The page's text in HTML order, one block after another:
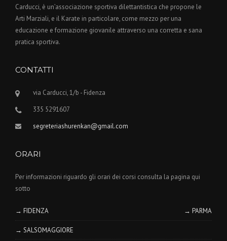
Carducci, è un’associazione sportiva dilettantistica che propone le
Arti Marziali, e il Karate in particolare, come mezzo per una
educazione e formazione giovanile attraverso una corretta e sana
pratica sportiva.
CONTATTI
via Carducci, 1/b - Fidenza
335 5291607
segreteriashurenkan@gmail.com
ORARI
Per informazioni riguardo gli orari dei corsi consulta la pagina qui
sotto
→ FIDENZA → PARMA
→ SALSOMAGGIORE